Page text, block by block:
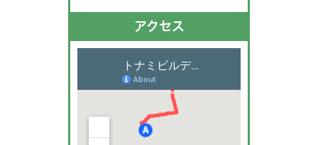
アクセス